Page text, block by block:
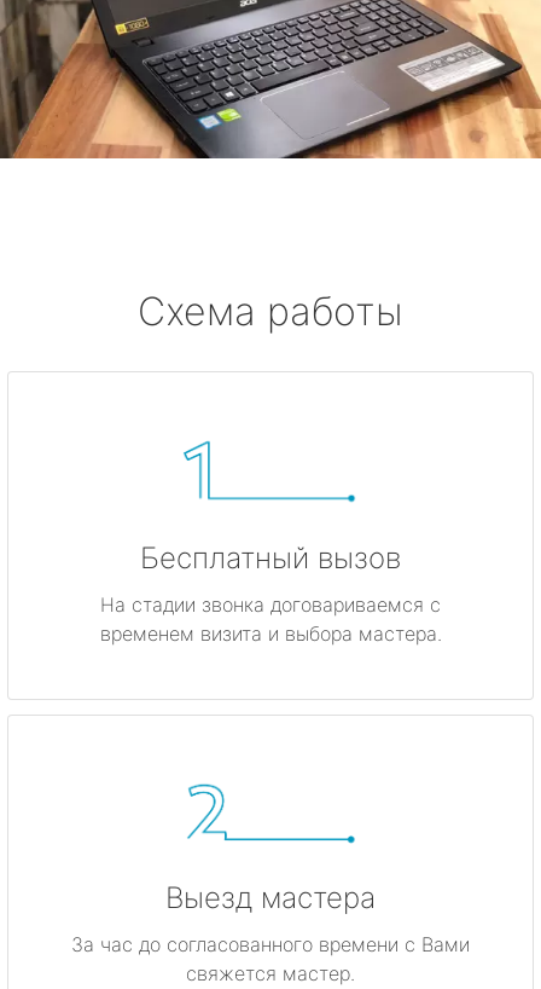
Схема работы
Бесплатный вызов
На стадии звонка договариваемся с
временем визита и выбора мастера.
Выезд мастера
За час до согласованного времени с Вами
свяжется мастер.